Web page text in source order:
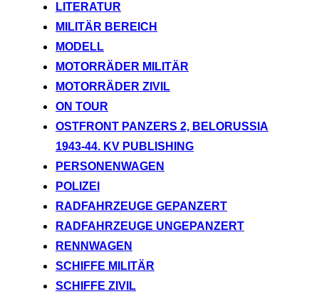
LITERATUR
MILITÄR BEREICH
MODELL
MOTORRÄDER MILITÄR
MOTORRÄDER ZIVIL
ON TOUR
OSTFRONT PANZERS 2, BELORUSSIA
1943-44. KV PUBLISHING
PERSONENWAGEN
POLIZEI
RADFAHRZEUGE GEPANZERT
RADFAHRZEUGE UNGEPANZERT
RENNWAGEN
SCHIFFE MILITÄR
SCHIFFE ZIVIL